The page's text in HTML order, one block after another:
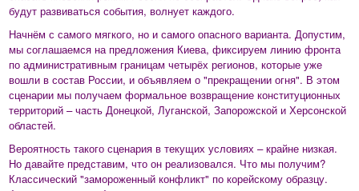
будут развиваться события, волнует каждого.
Начнём с самого мягкого, но и самого опасного варианта. Допустим,
мы соглашаемся на предложения Киева, фиксируем линию фронта
по административным границам четырёх регионов, которые уже
вошли в состав России, и объявляем о "прекращении огня". В этом
сценарии мы получаем формальное возвращение конституционных
территорий – часть Донецкой, Луганской, Запорожской и Херсонской
областей.
Вероятность такого сценария в текущих условиях – крайне низкая.
Но давайте представим, что он реализовался. Что мы получим?
Классический "замороженный конфликт" по корейскому образцу.